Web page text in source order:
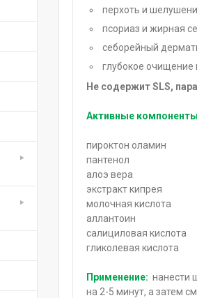
перхоть и
псориаз и жирная
себорейный
глубокое очищение
Не содержит SLS,
Активные
пироктон оламин
пантенол
алоэ вера
экстракт кипрея
молочная кислота
аллантоин
салициловая кислота
гликолевая кислота
Применение: нанести
на 2-5 минут, а затем